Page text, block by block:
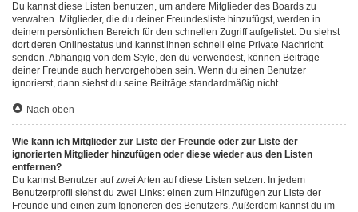
Du kannst diese Listen benutzen, um andere Mitglieder des Boards zu
verwalten. Mitglieder, die du deiner Freundesliste hinzufügst, werden in
deinem persönlichen Bereich für den schnellen Zugriff aufgelistet. Du siehst
dort deren Onlinestatus und kannst ihnen schnell eine Private Nachricht
senden. Abhängig von dem Style, den du verwendest, können Beiträge
deiner Freunde auch hervorgehoben sein. Wenn du einen Benutzer
ignorierst, dann siehst du seine Beiträge standardmäßig nicht.
Nach oben
Wie kann ich Mitglieder zur Liste der Freunde oder zur Liste der
ignorierten Mitglieder hinzufügen oder diese wieder aus den Listen
entfernen?
Du kannst Benutzer auf zwei Arten auf diese Listen setzen: In jedem
Benutzerprofil siehst du zwei Links: einen zum Hinzufügen zur Liste der
Freunde und einen zum Ignorieren des Benutzers. Außerdem kannst du im